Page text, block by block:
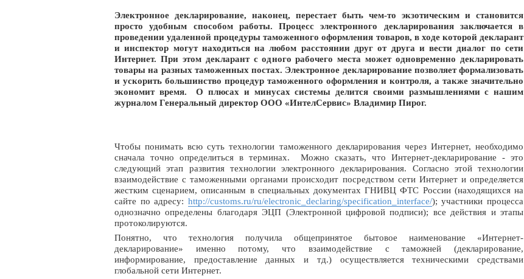
Электронное декларирование, наконец, перестает быть чем-то экзотическим и становится
просто удобным способом работы. Процесс электронного декларирования заключается в
проведении удаленной процедуры таможенного оформления товаров, в ходе которой декларант
и инспектор могут находиться на любом расстоянии друг от друга и вести диалог по сети
Интернет. При этом декларант с одного рабочего места может одновременно декларировать
товары на разных таможенных постах. Электронное декларирование позволяет формализовать
и ускорить большинство процедур таможенного оформления и контроля, а также значительно
экономит время. О плюсах и минусах системы делится своими размышлениями с нашим
журналом Генеральный директор ООО «ИнтелСервис» Владимир Пирог.
Чтобы понимать всю суть технологии таможенного декларирования через Интернет, необходимо
сначала точно определиться в терминах. Можно сказать, что Интернет-декларирование - это
следующий этап развития технологии электронного декларирования. Согласно этой технологии
взаимодействие с таможенными органами происходит посредством сети Интернет и определяется
жестким сценарием, описанным в специальных документах ГНИВЦ ФТС России (находящихся на
сайте по адресу: http://customs.ru/ru/electronic_declaring/specification_interface/); участники процесса
однозначно определены благодаря ЭЦП (Электронной цифровой подписи); все действия и этапы
протоколируются.
Понятно, что технология получила общепринятое бытовое наименование «Интернет-
декларирование» именно потому, что взаимодействие с таможней (декларирование,
информирование, предоставление данных и тд.) осуществляется техническими средствами
глобальной сети Интернет.